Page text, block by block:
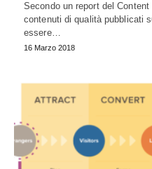
Secondo un report del
contenuti di qualità pubblicati
essere…
16 Marzo 2018